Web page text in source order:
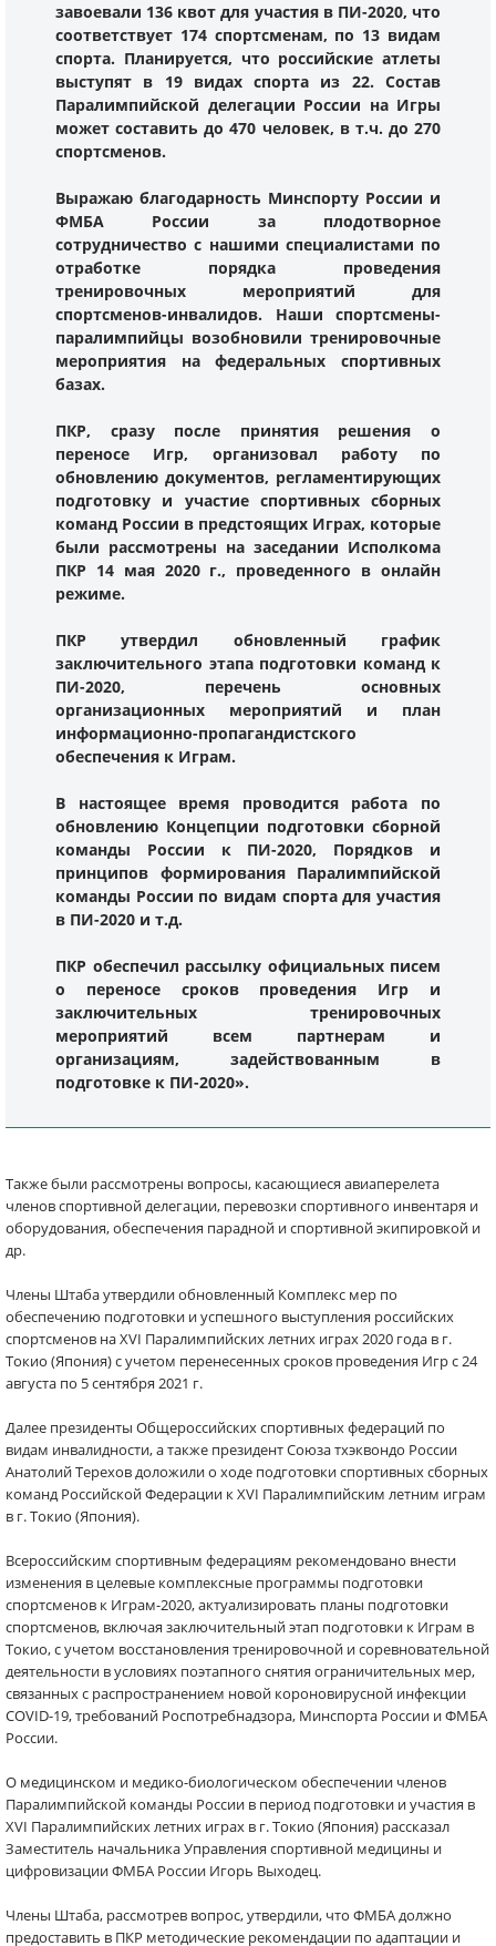
завоевали 136 квот для участия в ПИ-2020, что
соответствует 174 спортсменам, по 13 видам
спорта. Планируется, что российские атлеты
выступят в 19 видах спорта из 22. Состав
Паралимпийской делегации России на Игры
может составить до 470 человек, в т.ч. до 270
спортсменов.
Выражаю благодарность Минспорту России и
ФМБА России за плодотворное
сотрудничество с нашими специалистами по
отработке порядка проведения
тренировочных мероприятий для
спортсменов-инвалидов. Наши спортсмены-
паралимпийцы возобновили тренировочные
мероприятия на федеральных спортивных
базах.
ПКР, сразу после принятия решения о
переносе Игр, организовал работу по
обновлению документов, регламентирующих
подготовку и участие спортивных сборных
команд России в предстоящих Играх, которые
были рассмотрены на заседании Исполкома
ПКР 14 мая 2020 г., проведенного в онлайн
режиме.
ПКР утвердил обновленный график
заключительного этапа подготовки команд к
ПИ-2020, перечень основных
организационных мероприятий и план
информационно-пропагандистского
обеспечения к Играм.
В настоящее время проводится работа по
обновлению Концепции подготовки сборной
команды России к ПИ-2020, Порядков и
принципов формирования Паралимпийской
команды России по видам спорта для участия
в ПИ-2020 и т.д.
ПКР обеспечил рассылку официальных писем
о переносе сроков проведения Игр и
заключительных тренировочных
мероприятий всем партнерам и
организациям, задействованным в
подготовке к ПИ-2020».
Также были рассмотрены вопросы, касающиеся авиаперелета
членов спортивной делегации, перевозки спортивного инвентаря и
оборудования, обеспечения парадной и спортивной экипировкой и
др.
Члены Штаба утвердили обновленный Комплекс мер по
обеспечению подготовки и успешного выступления российских
спортсменов на XVI Паралимпийских летних играх 2020 года в г.
Токио (Япония) с учетом перенесенных сроков проведения Игр с 24
августа по 5 сентября 2021 г.
Далее президенты Общероссийских спортивных федераций по
видам инвалидности, а также президент Союза тхэквондо России
Анатолий Терехов доложили о ходе подготовки спортивных сборных
команд Российской Федерации к XVI Паралимпийским летним играм
в г. Токио (Япония).
Всероссийским спортивным федерациям рекомендовано внести
изменения в целевые комплексные программы подготовки
спортсменов к Играм-2020, актуализировать планы подготовки
спортсменов, включая заключительный этап подготовки к Играм в
Токио, с учетом восстановления тренировочной и соревновательной
деятельности в условиях поэтапного снятия ограничительных мер,
связанных с распространением новой короновирусной инфекции
COVID-19, требований Роспотребнадзора, Минспорта России и ФМБА
России.
О медицинском и медико-биологическом обеспечении членов
Паралимпийской команды России в период подготовки и участия в
XVI Паралимпийских летних играх в г. Токио (Япония) рассказал
Заместитель начальника Управления спортивной медицины и
цифровизации ФМБА России Игорь Выходец.
Члены Штаба, рассмотрев вопрос, утвердили, что ФМБА должно
предоставить в ПКР методические рекомендации по адаптации и